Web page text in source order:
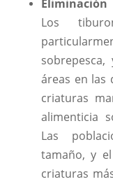
Los
áreas en las
criaturas
alimenticia
Las
tamaño, y
criaturas